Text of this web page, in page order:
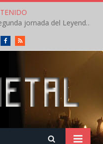
Crónica: Arch Enemy brilla en la segunda jornada del Leyendas del Rock – Jueves – Agosto 2026
FacebookRSS